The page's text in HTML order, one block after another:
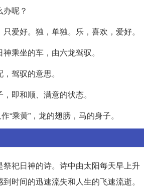
呢？
爱好。独，单独。乐，喜欢，爱好。
乘坐的车，由六龙驾驭。
驾驭的意思。
即和顺、满意的状态。
“乘黄”，龙的翅膀，马的身子。
祭祀日神的诗。诗中由太阳每天早上升
时间的迅速流失和人生的飞速流逝。